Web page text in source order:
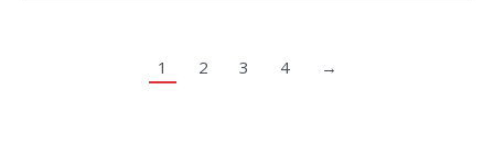
1 2 3 4 →